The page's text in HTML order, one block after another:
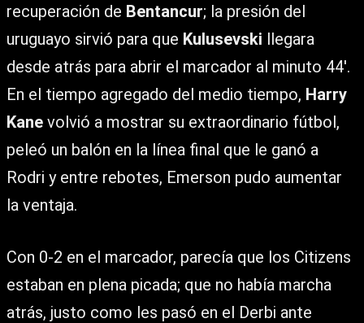
recuperación de Bentancur; la presión del
uruguayo sirvió para que Kulusevski llegara
desde atrás para abrir el marcador al minuto 44′.
En el tiempo agregado del medio tiempo, Harry
Kane volvió a mostrar su extraordinario fútbol,
peleó un balón en la línea final que le ganó a
Rodri y entre rebotes, Emerson pudo aumentar
la ventaja.
Con 0-2 en el marcador, parecía que los Citizens
estaban en plena picada; que no había marcha
atrás, justo como les pasó en el Derbi ante